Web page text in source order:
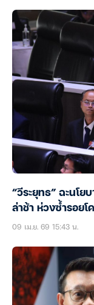
“วีระยุทธ” ฉะนโ
ล่าช้า ห่วงซ้ำรอยโ
09 เม.ย. 69 15:43 น.